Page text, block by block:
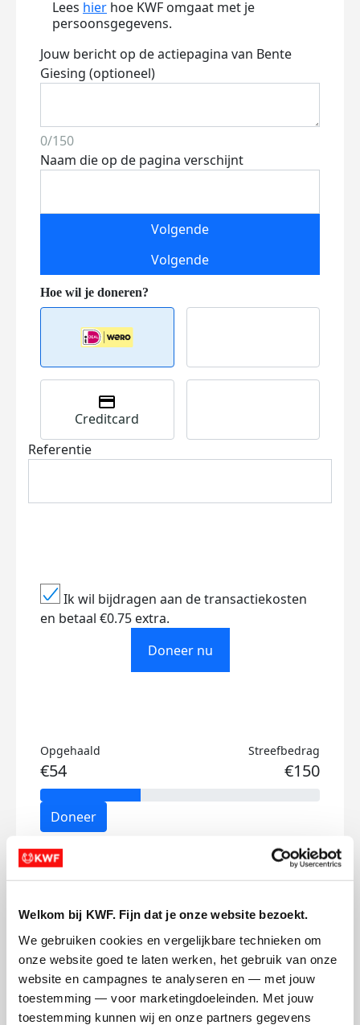
Welkom bij KWF. Fijn dat je onze website bezoekt.
We gebruiken cookies en vergelijkbare technieken om
onze website goed te laten werken, het gebruik van onze
website en campagnes te analyseren en — met jouw
toestemming — voor marketingdoeleinden. Met jouw
toestemming kunnen wij en onze partners gegevens
Lees hier hoe KWF omgaat met je
persoonsgegevens.
Jouw bericht op de actiepagina van Bente
Giesing (optioneel)
0/150
Naam die op de pagina verschijnt
Volgende
Volgende
Creditcard
Referentie
Ik wil bijdragen aan de transactiekosten
en betaal €0.75 extra.
Doneer nu
Opgehaald
€54
Streefbedrag
€150
Doneer